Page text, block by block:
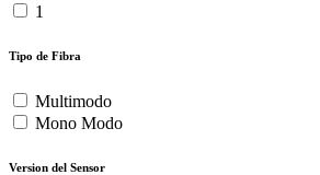
1
Tipo de Fibra
Multimodo
Mono Modo
Version del Sensor